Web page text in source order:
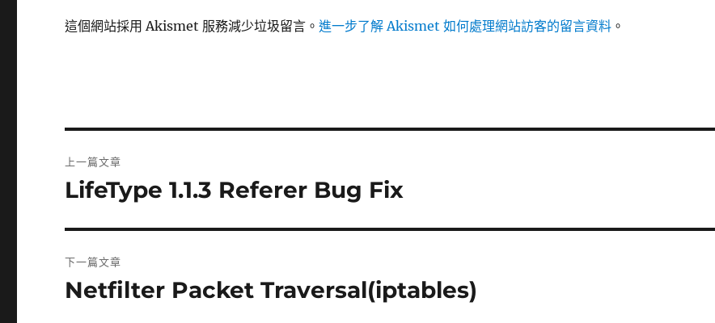
這個網站採用 Akismet 服務減少垃圾留言。進一步了解 Akismet 如何處理網站訪客的留言資料 。
章
上一篇文章
上
篇
文
LifeType 1.1.3 Referer Bug Fix
下一篇文章
下
Netfilter Packet Traversal(iptables)